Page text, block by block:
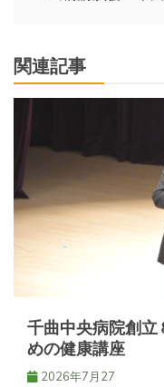
ビ
ゲ
ー
シ
ョ
ン
関連記事
千曲中央病院創
めの健康講座
2026年7月27